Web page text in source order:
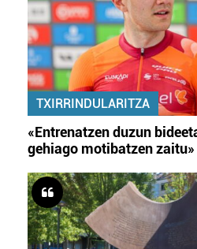
TXIRRINDULARITZA
«Entrenatzen duzun
gehiago motibatzen zaitu»